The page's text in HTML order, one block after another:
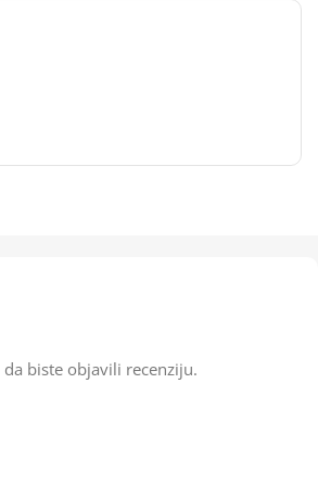
da biste objavili recenziju.